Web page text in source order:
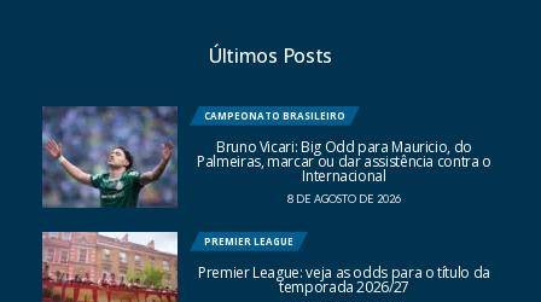
Últimos Posts
CAMPEONATO BRASILEIRO
Bruno Vicari: Big Odd para Mauricio, do
Palmeiras, marcar ou dar assistência contra o
Internacional
8 DE AGOSTO DE 2026
PREMIER LEAGUE
Premier League: veja as odds para o título da
temporada 2026/27